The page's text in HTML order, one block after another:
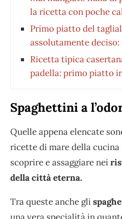
la ricetta con poche
Primo piatto del
assolutamente
Ricetta tipica
padella: primo piatto
Spaghettini a
Quelle appena elencate
ricette di mare della
scoprire e assaggiare nei
della città eterna.
Tra queste anche gli